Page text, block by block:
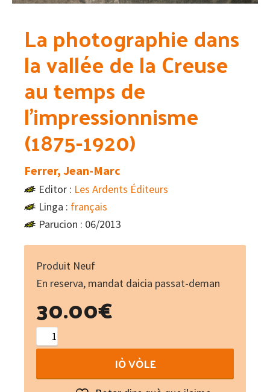
La photographie dans
la vallée de la Creuse
au temps de
l’impressionnisme
(1875-1920)
Ferrer, Jean-Marc
Editor : Les Ardents Éditeurs
Linga : français
Parucion : 06/2013
Produit Neuf
En reserva, mandat daicia passat-deman
30.00€
photographie
IÒ VÒLE